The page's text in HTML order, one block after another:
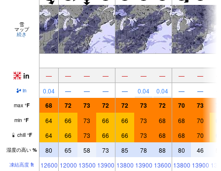
雪
マップ
続き
in — — — — — — — — —
in 0.04 — — — — 0.04 0.04 — —
max °F 68 72 73 72 72 73 72 70 73
min °F 64 66 73 66 66 73 68 68 70
chill °F 64 66 73 66 66 73 68 68 70
湿度の高い % 80 65 58 73 85 78 88 80 46
凍結高度 ft 12600 12000 13500 13900 13800 13900 13600 13800 13900